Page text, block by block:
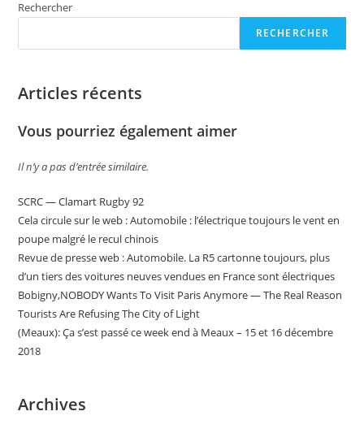
Rechercher
RECHERCHER
Articles récents
Vous pourriez également aimer
Il n’y a pas d’entrée similaire.
SCRC — Clamart Rugby 92
Cela circule sur le web : Automobile : l’électrique toujours le vent en
poupe malgré le recul chinois
Revue de presse web : Automobile. La R5 cartonne toujours, plus
d’un tiers des voitures neuves vendues en France sont électriques
Bobigny,NOBODY Wants To Visit Paris Anymore — The Real Reason
Tourists Are Refusing The City of Light
(Meaux): Ça s’est passé ce week end à Meaux – 15 et 16 décembre
2018
Archives